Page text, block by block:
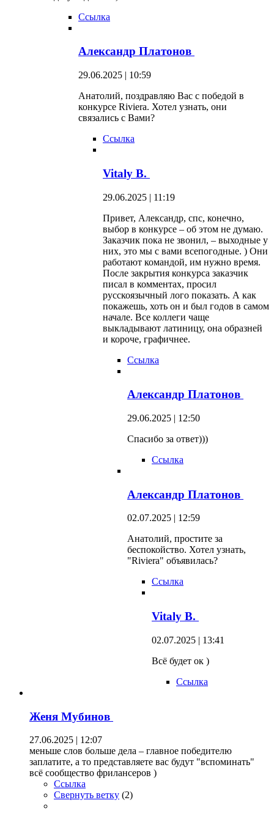
Ссылка
Александр Платонов
29.06.2025 | 10:59
Анатолий, поздравляю Вас с победой в
конкурсе Riviera. Хотел узнать, они
связались с Вами?
Ссылка
Vitaly B.
29.06.2025 | 11:19
Привет, Александр, спс, конечно,
выбор в конкурсе – об этом не думаю.
Заказчик пока не звонил, – выходные у
них, это мы с вами всепогодные. ) Они
работают командой, им нужно время.
После закрытия конкурса заказчик
писал в комментах, просил
русскоязычный лого показать. А как
покажешь, хоть он и был годов в самом
начале. Все коллеги чаще
выкладывают латиницу, она образней
и короче, графичнее.
Ссылка
Александр Платонов
29.06.2025 | 12:50
Спасибо за ответ)))
Ссылка
Александр Платонов
02.07.2025 | 12:59
Анатолий, простите за
беспокойство. Хотел узнать,
"Riviera" объявилась?
Ссылка
Vitaly B.
02.07.2025 | 13:41
Всё будет ок )
Ссылка
Женя Мубинов
27.06.2025 | 12:07
меньше слов больше дела – главное победителю
заплатите, а то представляете вас будут "вспоминать"
всё сообщество фрилансеров )
Ссылка
Свернуть ветку (2)